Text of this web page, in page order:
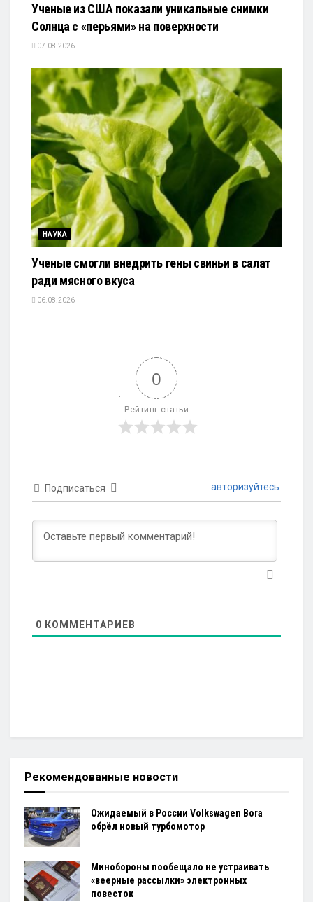
Ученые из США показали уникальные снимки
Солнца с «перьями» на поверхности
07.08.2026
НАУКА
Ученые смогли внедрить гены свиньи в салат
ради мясного вкуса
06.08.2026
0
Рейтинг статьи
Подписаться авторизуйтесь
0 КОММЕНТАРИЕВ
Рекомендованные новости
Ожидаемый в России Volkswagen Bora
обрёл новый турбомотор
Минобороны пообещало не устраивать
«веерные рассылки» электронных
повесток